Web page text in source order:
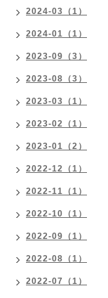
2024-03（1）
2024-01（1）
2023-09（3）
2023-08（3）
2023-03（1）
2023-02（1）
2023-01（2）
2022-12（1）
2022-11（1）
2022-10（1）
2022-09（1）
2022-08（1）
2022-07（1）